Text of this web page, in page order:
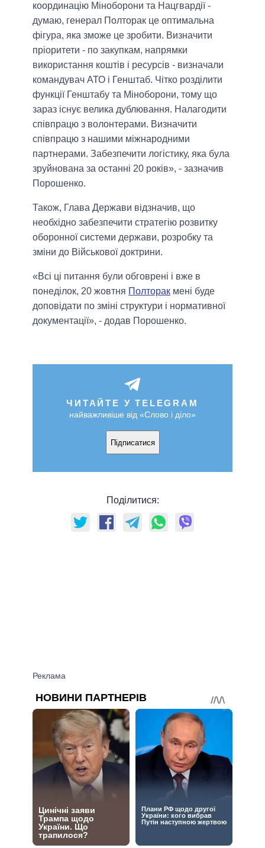
координацію Міноборони та Нацгвардії -
думаю, генерал Полторак це оптимальна
фігура, яка зможе це зробити. Визначити
пріоритети - по закупкам, напрямки
використання коштів і ресурсів - визначали
командувач АТО і Генштаб. Чітко розділити
функції Генштабу та Міноборони, тому що
зараз існує велика дублювання. Налагодити
співпрацю з волонтерами. Визначити
співпрацю з нашими міжнародними
партнерами. Забезпечити логістику, яка була
зруйнована за останні 20 років», - зазначив
Порошенко.
Також, Глава Держави відзначив, що
необхідно забезпечити стратегію розвитку
оборонної системи держави, розробку та
зміни до Військової доктрини.
«Всі ці питання були обговрені і вже в
понеділок, 20 жовтня Полторак мені буде
доповідати по зміні структури і нормативної
документації», - додав Порошенко.
ЧИТАЙТЕ У TELEGRAM
найважливіше від «Слово і діло»
Підписатися
Поділитися: